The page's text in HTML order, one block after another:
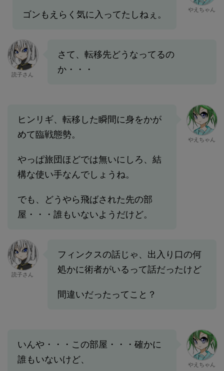
ゴンもえらく気に入ってたしねぇ。 やえちゃん
読子さん
さて、転移先どうなってるの
か・・・
ヒンリギ、転移した瞬間に身をかが
めて臨戦態勢。
やっぱ旅団ほどでは無いにしろ、結
構な使い手なんでしょうね。
でも、どうやら飛ばされた先の部
屋・・・誰もいないようだけど。
やえちゃん
読子さん
フィンクスの話じゃ、出入り口の何
処かに術者がいるって話だったけど
間違いだったってこと？
いんや・・・この部屋・・・確かに
誰もいないけど、
やえちゃん